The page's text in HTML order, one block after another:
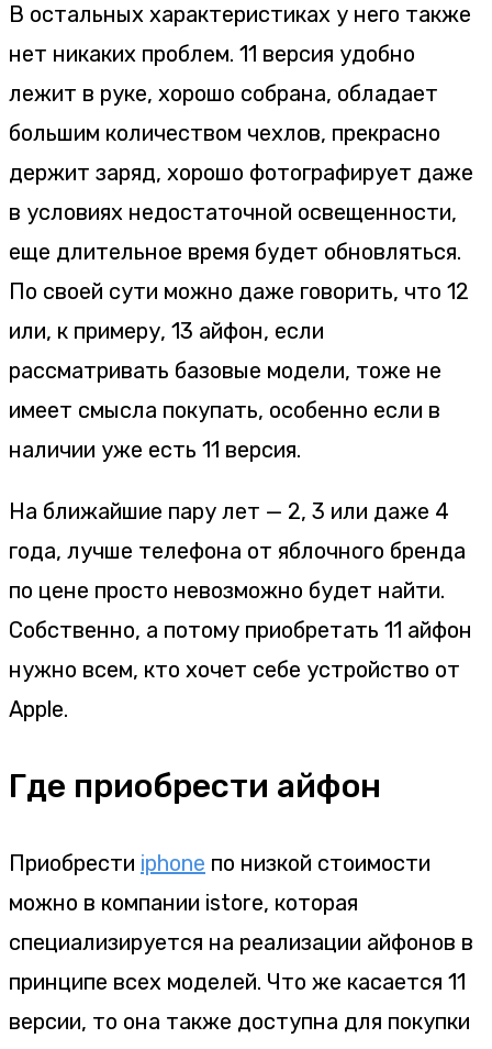
В остальных характеристиках у него также
нет никаких проблем. 11 версия удобно
лежит в руке, хорошо собрана, обладает
большим количеством чехлов, прекрасно
держит заряд, хорошо фотографирует даже
в условиях недостаточной освещенности,
еще длительное время будет обновляться.
По своей сути можно даже говорить, что 12
или, к примеру, 13 айфон, если
рассматривать базовые модели, тоже не
имеет смысла покупать, особенно если в
наличии уже есть 11 версия.
На ближайшие пару лет — 2, 3 или даже 4
года, лучше телефона от яблочного бренда
по цене просто невозможно будет найти.
Собственно, а потому приобретать 11 айфон
нужно всем, кто хочет себе устройство от
Apple.
Где приобрести айфон
Приобрести iphone по низкой стоимости
можно в компании istore, которая
специализируется на реализации айфонов в
принципе всех моделей. Что же касается 11
версии, то она также доступна для покупки